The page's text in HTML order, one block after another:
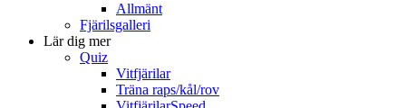
Allmänt
Fjärilsgalleri
Lär dig mer
Quiz
Vitfjärilar
Träna raps/kål/rov